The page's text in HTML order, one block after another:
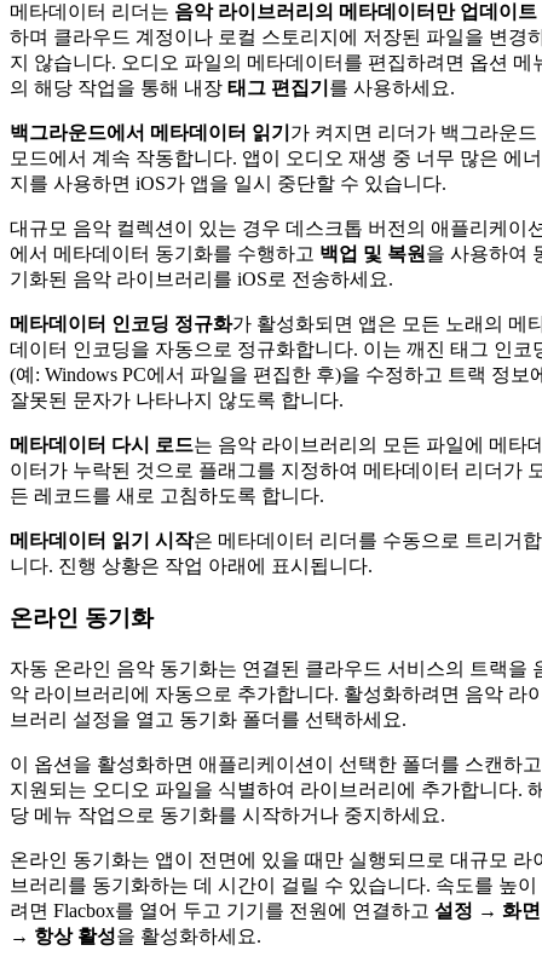
메타데이터 리더는 음악 라이브러리의 메타데이터만 업데이트
하며 클라우드 계정이나 로컬 스토리지에 저장된 파일을 변경
지 않습니다. 오디오 파일의 메타데이터를 편집하려면 옵션 메
의 해당 작업을 통해 내장 태그 편집기 를 사용하세요.
백그라운드에서 메타데이터 읽기 가 켜지면 리더가 백그라운드
모드에서 계속 작동합니다. 앱이 오디오 재생 중 너무 많은 에너
지를 사용하면 iOS가 앱을 일시 중단할 수 있습니다.
대규모 음악 컬렉션이 있는 경우 데스크톱 버전의 애플리케이
에서 메타데이터 동기화를 수행하고 백업 및 복원 을 사용하여
기화된 음악 라이브러리를 iOS로 전송하세요.
메타데이터 인코딩 정규화가 활성화되면 앱은 모든 노래의 메
데이터 인코딩을 자동으로 정규화합니다. 이는 깨진 태그 인코
(예: Windows PC에서 파일을 편집한 후)을 수정하고 트랙 정보
잘못된 문자가 나타나지 않도록 합니다.
메타데이터 다시 로드는 음악 라이브러리의 모든 파일에 메타
이터가 누락된 것으로 플래그를 지정하여 메타데이터 리더가
든 레코드를 새로 고침하도록 합니다.
메타데이터 읽기 시작은 메타데이터 리더를 수동으로 트리거합
니다. 진행 상황은 작업 아래에 표시됩니다.
온라인 동기화
자동 온라인 음악 동기화는 연결된 클라우드 서비스의 트랙을
악 라이브러리에 자동으로 추가합니다. 활성화하려면 음악 라
브러리 설정을 열고 동기화 폴더를 선택하세요.
이 옵션을 활성화하면 애플리케이션이 선택한 폴더를 스캔하고
지원되는 오디오 파일을 식별하여 라이브러리에 추가합니다.
당 메뉴 작업으로 동기화를 시작하거나 중지하세요.
온라인 동기화는 앱이 전면에 있을 때만 실행되므로 대규모 라
브러리를 동기화하는 데 시간이 걸릴 수 있습니다. 속도를 높이
려면 Flacbox를 열어 두고 기기를 전원에 연결하고 설정 → 화면
→ 항상 활성을 활성화하세요.